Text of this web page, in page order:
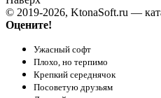
© 2019-2026, KtonaSoft.ru —
Оцените!
Ужасный софт
Плохо, но терпимо
Крепкий середнячок
Посоветую друзьям